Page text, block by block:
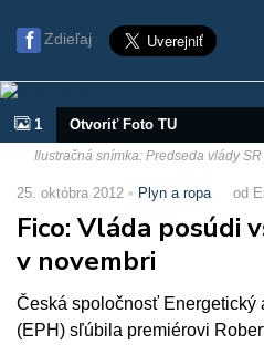
Zdieľaj
1 Otvoriť Foto TU
Ilustračná snímka: Predseda vlády
25. októbra 2012 Plyn a ropa od
Fico: Vláda posúdi
v novembri
Česká spoločnosť Energetický
(EPH) sľúbila premiérovi